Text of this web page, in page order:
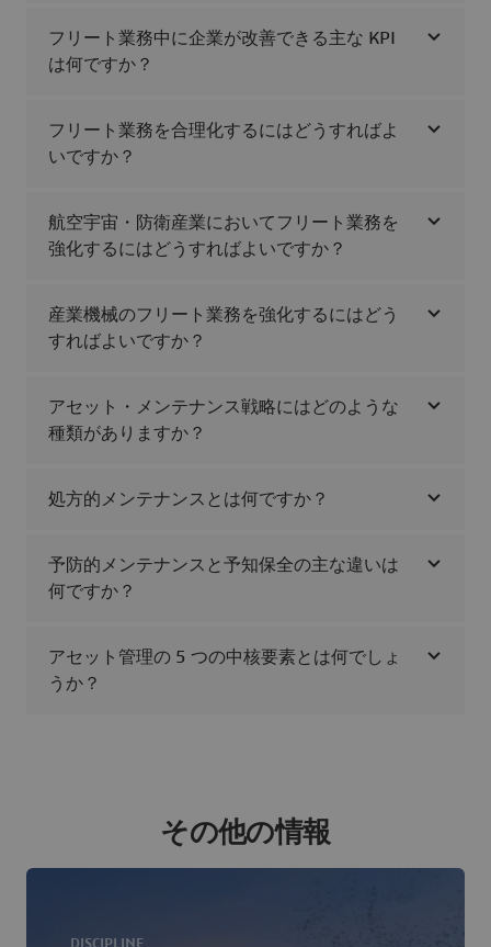
フリート業務中に企業が改善できる主な KPI
は何ですか？
フリート業務を合理化するにはどうすればよ
いですか？
航空宇宙・防衛産業においてフリート業務を
強化するにはどうすればよいですか？
産業機械のフリート業務を強化するにはどう
すればよいですか？
アセット・メンテナンス戦略にはどのような
種類がありますか？
処方的メンテナンスとは何ですか？
予防的メンテナンスと予知保全の主な違いは
何ですか？
アセット管理の 5 つの中核要素とは何でしょ
うか？
その他の情報